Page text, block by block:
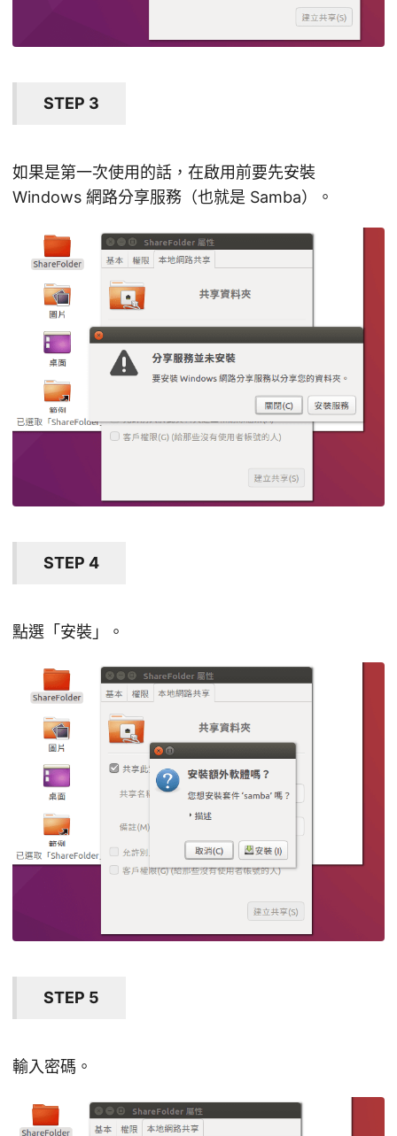
STEP 3
如果是第一次使用的話，在啟用前要先安裝
Windows 網路分享服務（也就是 Samba）。
STEP 4
點選「安裝」。
STEP 5
輸入密碼。